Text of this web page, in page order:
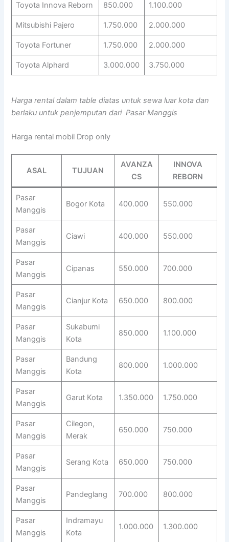
Toyota Innova Reborn 850.000 1.100.000
Mitsubishi Pajero 1.750.000 2.000.000
Toyota Fortuner 1.750.000 2.000.000
Toyota Alphard 3.000.000 3.750.000
Harga rental dalam table diatas untuk sewa luar kota dan
berlaku untuk penjemputan dari Pasar Manggis
Harga rental mobil Drop only
ASAL TUJUAN
AVANZA
CS
INNOVA
REBORN
Pasar
Manggis
Bogor Kota 400.000 550.000
Pasar
Manggis
Ciawi 400.000 550.000
Pasar
Manggis
Cipanas 550.000 700.000
Pasar
Manggis
Cianjur Kota 650.000 800.000
Pasar
Manggis
Sukabumi
Kota
850.000 1.100.000
Pasar
Manggis
Bandung
Kota
800.000 1.000.000
Pasar
Manggis
Garut Kota 1.350.000 1.750.000
Pasar
Manggis
Cilegon,
Merak
650.000 750.000
Pasar
Manggis
Serang Kota 650.000 750.000
Pasar
Manggis
Pandeglang 700.000 800.000
Pasar
Manggis
Indramayu
Kota
1.000.000 1.300.000